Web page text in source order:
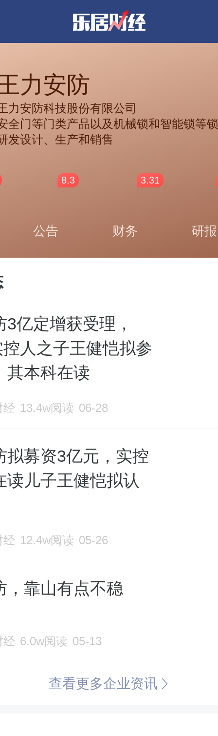
力安防
力安防科技股份有限公司
全门等门类产品以及机械锁和智能锁等
发设计、生产和销售
8.3
公告
3.31
财务 研报
亿定增获受理，
控人之子王健恺拟参
其本科在读
经 13.4w阅读 06-28
拟募资3亿元，实控
读儿子王健恺拟认
经 12.4w阅读 05-26
，靠山有点不稳
经 6.0w阅读 05-13
查看更多企业资讯